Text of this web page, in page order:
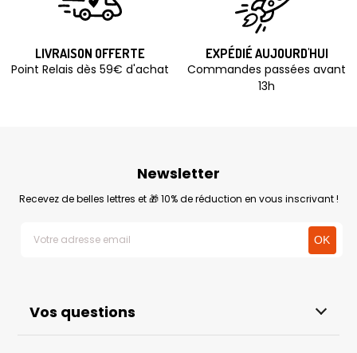
LIVRAISON OFFERTE
Point Relais dès 59€ d'achat
EXPÉDIÉ AUJOURD'HUI
Commandes passées avant
13h
Vos questions
Newsletter
Recevez de belles lettres et 🎁 10% de réduction en vous inscrivant !